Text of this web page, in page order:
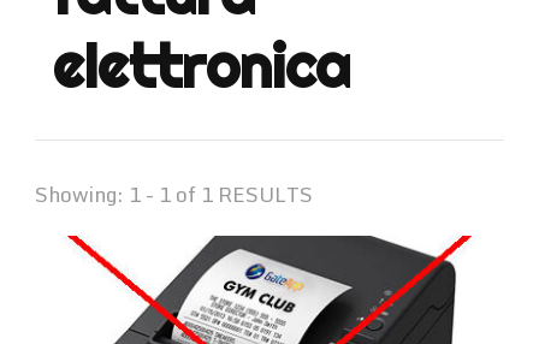
elettronica
Showing: 1 - 1 of 1 RESULTS